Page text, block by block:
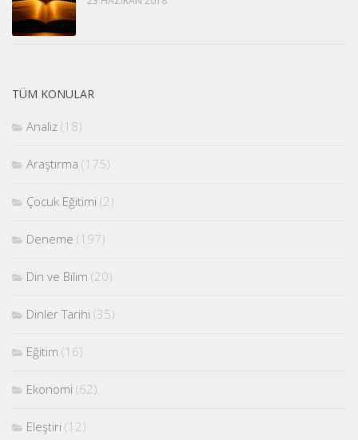
TÜM KONULAR
Analiz (18)
Araştırma (175)
Çocuk Eğitimi (2)
Deneme (197)
Din ve Bilim (20)
Dinler Tarihi (35)
Eğitim (16)
Ekonomi (62)
Eleştiri (12)